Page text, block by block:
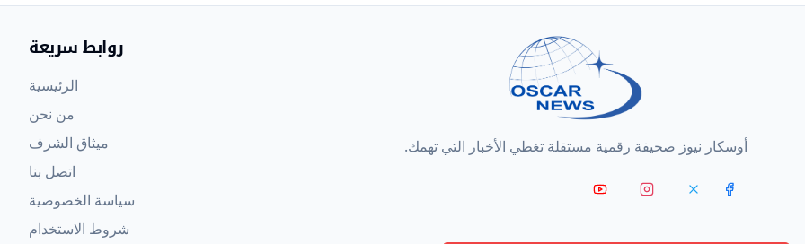
أوسكار نيوز صحيفة رقمية مستقلة تغطي الأخبار التي تهمك.
روابط سريعة
الرئيسية
من نحن
ميثاق الشرف
اتصل بنا
سياسة الخصوصية
شروط الاستخدام